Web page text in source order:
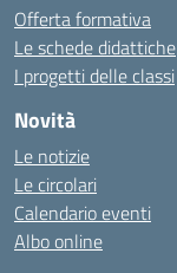
Offerta formativa
Le schede didattiche
I progetti delle classi
Novità
Le notizie
Le circolari
Calendario eventi
Albo online